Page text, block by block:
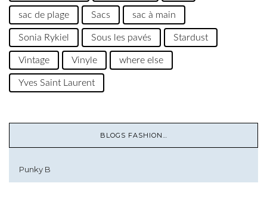
sac de plage Sacs sac à main
Sonia Rykiel Sous les pavés Stardust
Vintage Vinyle where else
Yves Saint Laurent
BLOGS FASHION…
Punky B